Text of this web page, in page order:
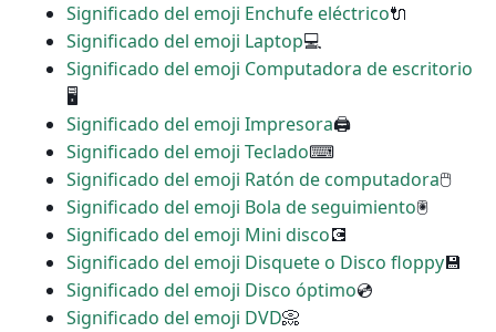
Significado del emoji Enchufe eléctrico🔌
Significado del emoji Laptop💻
Significado del emoji Computadora de escritorio
🖥
Significado del emoji Impresora🖨
Significado del emoji Teclado⌨
Significado del emoji Ratón de computadora🖱
Significado del emoji Bola de seguimiento🖲
Significado del emoji Mini disco💽
Significado del emoji Disquete o Disco floppy💾
Significado del emoji Disco óptimo💿
Significado del emoji DVD📀